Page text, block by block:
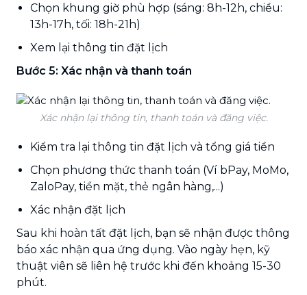
Chọn khung giờ phù hợp (sáng: 8h-12h, chiều:
13h-17h, tối: 18h-21h)
Xem lại thông tin đặt lịch
Bước 5: Xác nhận và thanh toán
Xác nhận lại thông tin, thanh toán và đăng việc.
Kiểm tra lại thông tin đặt lịch và tổng giá tiền
Chọn phương thức thanh toán (Ví bPay, MoMo,
ZaloPay, tiền mặt, thẻ ngân hàng,...)
Xác nhận đặt lịch
Sau khi hoàn tất đặt lịch, bạn sẽ nhận được thông
báo xác nhận qua ứng dụng. Vào ngày hẹn, kỹ
thuật viên sẽ liên hệ trước khi đến khoảng 15-30
phút.